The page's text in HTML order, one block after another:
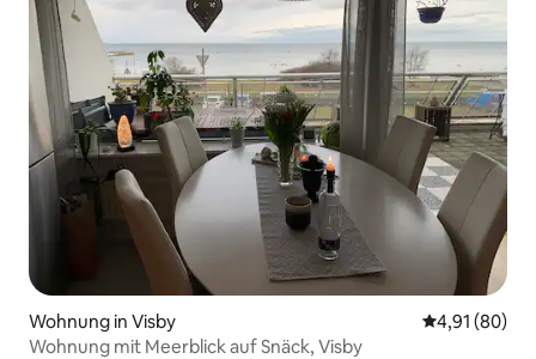
Wohnung in Visby
4,91 (80)
Wohnung mit Meerblick auf Snäck, Visby